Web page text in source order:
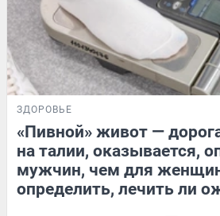
ЗДОРОВЬЕ
«Пивной» живот —
на талии, оказывается,
мужчин, чем для
определить, лечить ли